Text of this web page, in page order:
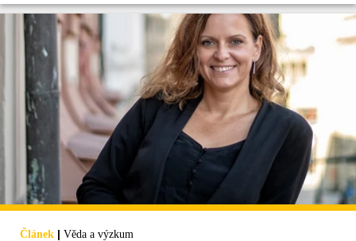
Článek | Věda a výzkum